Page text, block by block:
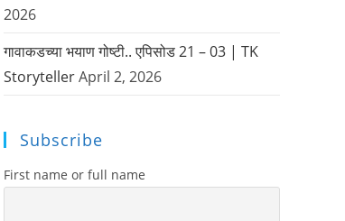
2026
गावाकडच्या भयाण गोष्टी.. एपिसोड 21 – 03 | TK
StorytellerApril 2, 2026
Subscribe
First name or full name